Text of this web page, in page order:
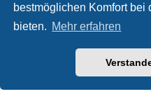
bestmöglichen Komfort bei
bieten. Mehr erfahren